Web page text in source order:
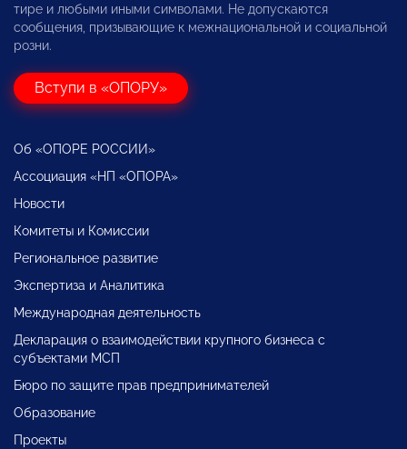
тире и любыми иными символами. Не допускаются
сообщения, призывающие к межнациональной и социальной
розни.
Вступи в «ОПОРУ»
Об «ОПОРЕ РОССИИ»
Ассоциация «НП «ОПОРА»
Новости
Комитеты и Комиссии
Региональное развитие
Экспертиза и Аналитика
Международная деятельность
Декларация о взаимодействии крупного бизнеса с
субъектами МСП
Бюро по защите прав предпринимателей
Образование
Проекты